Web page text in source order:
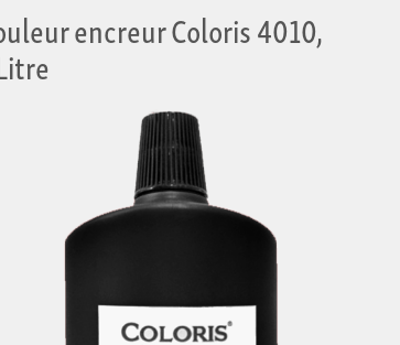
encreur Coloris 4010,